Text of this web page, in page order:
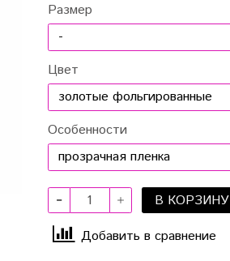
Размер
Цвет
Особенности
В КОРЗИНУ
Добавить в сравнение